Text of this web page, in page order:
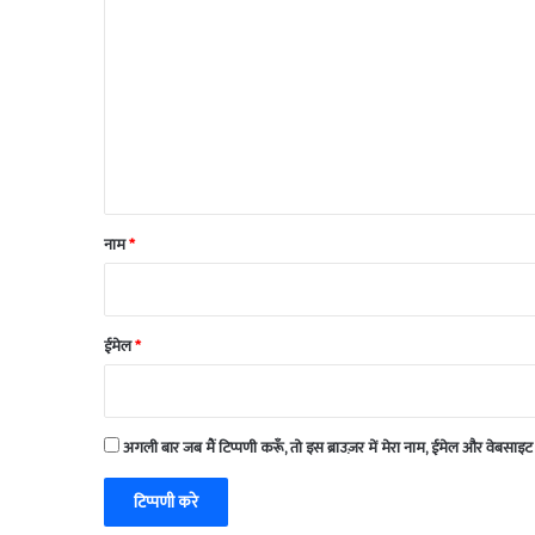
नाम*
ईमेल*
अगली बार जब मैं टिप्पणी करूँ, तो इस ब्राउज़र में मेरा नाम, ईमेल और